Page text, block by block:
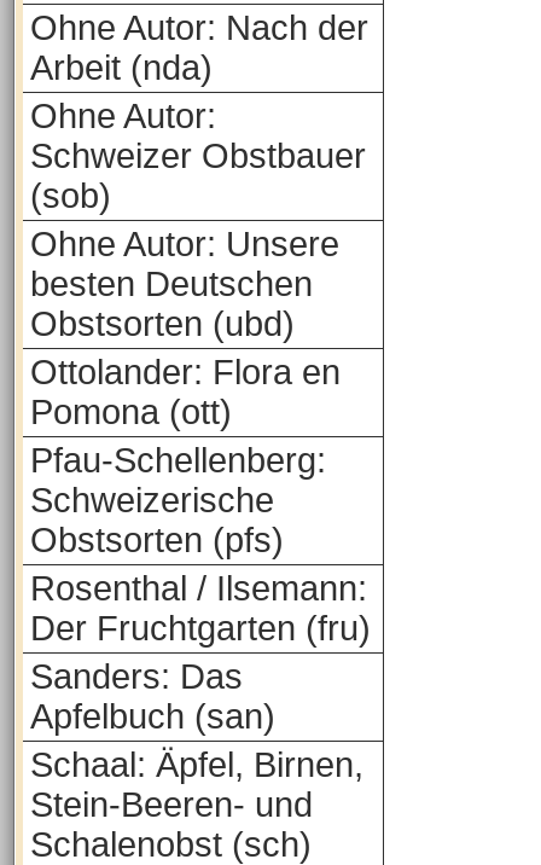
Ohne Autor: Nach der
Arbeit (nda)
Ohne Autor:
Schweizer Obstbauer
(sob)
Ohne Autor: Unsere
besten Deutschen
Obstsorten (ubd)
Ottolander: Flora en
Pomona (ott)
Pfau-Schellenberg:
Schweizerische
Obstsorten (pfs)
Rosenthal / Ilsemann:
Der Fruchtgarten (fru)
Sanders: Das
Apfelbuch (san)
Schaal: Äpfel, Birnen,
Stein-Beeren- und
Schalenobst (sch)